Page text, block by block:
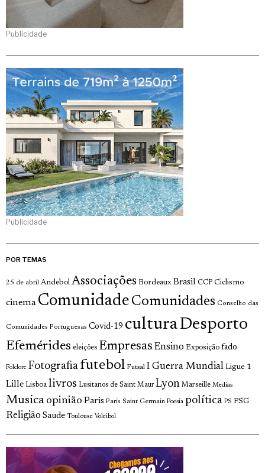
Publicidade
Publicidade
POR TEMAS
25 de abril Andebol Associações Bordeaux Brasil CCP Ciclismo
cinema Comunidade Comunidades Conselho das
Comunidades Portuguesas Covid-19 culturaDesporto
Efemérides eleições Empresas Ensino Exposição fado
Folclore Fotografia futebol Futsal I Guerra Mundial Ligue 1
Lille Lisboa livros Lusitanos de Saint Maur Lyon Marseille Medias
Musica opinião Paris Paris Saint Germain Poesia política PS PSG
Religião Saude Toulouse Voleibol